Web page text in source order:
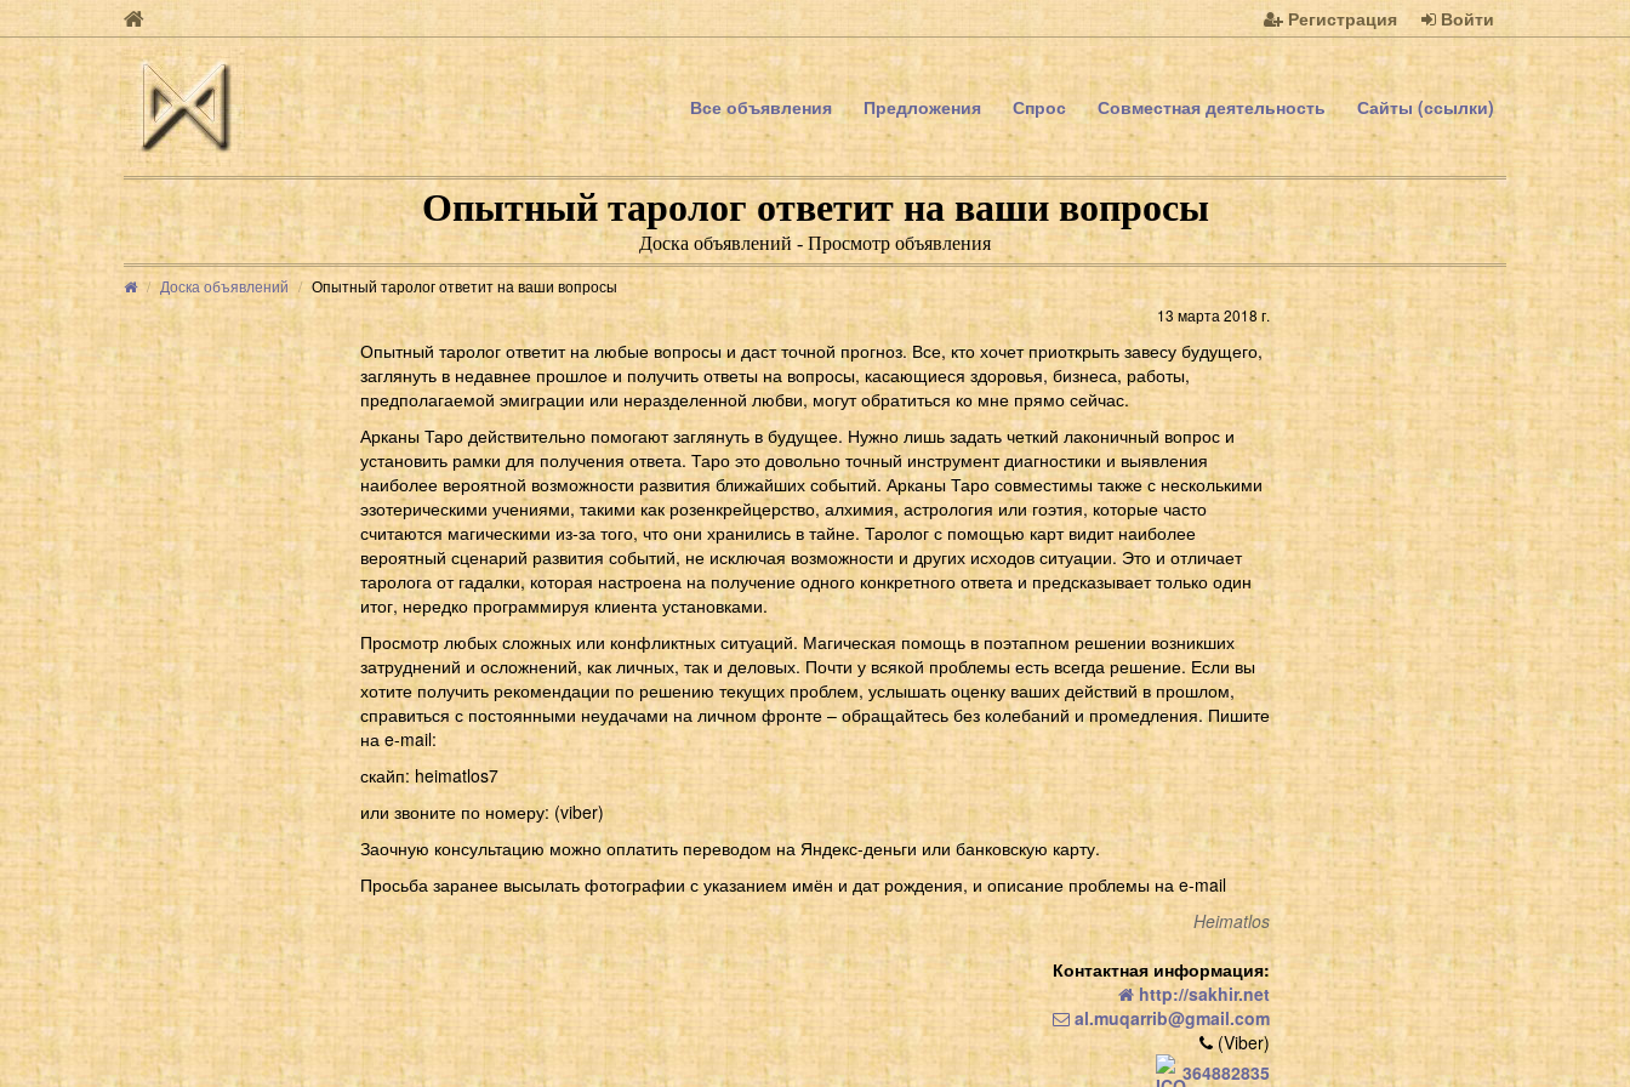
Регистрация Войти
Все объявления Предложения Спрос Совместная деятельность Сайты (ссылки)
Опытный таролог ответит на ваши вопросы
Доска объявлений - Просмотр объявления
Доска объявлений
Опытный таролог ответит на ваши вопросы
13 марта 2018 г.
Опытный таролог ответит на любые вопросы и даст точной прогноз. Все, кто хочет приоткрыть завесу будущего,
заглянуть в недавнее прошлое и получить ответы на вопросы, касающиеся здоровья, бизнеса, работы,
предполагаемой эмиграции или неразделенной любви, могут обратиться ко мне прямо сейчас.
Арканы Таро действительно помогают заглянуть в будущее. Нужно лишь задать четкий лаконичный вопрос и
установить рамки для получения ответа. Таро это довольно точный инструмент диагностики и выявления
наиболее вероятной возможности развития ближайших событий. Арканы Таро совместимы также с несколькими
эзотерическими учениями, такими как розенкрейцерство, алхимия, астрология или гоэтия, которые часто
считаются магическими из-за того, что они хранились в тайне. Таролог с помощью карт видит наиболее
вероятный сценарий развития событий, не исключая возможности и других исходов ситуации. Это и отличает
таролога от гадалки, которая настроена на получение одного конкретного ответа и предсказывает только один
итог, нередко программируя клиента установками.
Просмотр любых сложных или конфликтных ситуаций. Магическая помощь в поэтапном решении возникших
затруднений и осложнений, как личных, так и деловых. Почти у всякой проблемы есть всегда решение. Если вы
хотите получить рекомендации по решению текущих проблем, услышать оценку ваших действий в прошлом,
справиться с постоянными неудачами на личном фронте – обращайтесь без колебаний и промедления. Пишите
на e-mail:
скайп: heimatlos7
или звоните по номеру: (viber)
Заочную консультацию можно оплатить переводом на Яндекс-деньги или банковскую карту.
Просьба заранее высылать фотографии с указанием имён и дат рождения, и описание проблемы на e-mail
Heimatlos
Контактная информация:
http://sakhir.net
al.muqarrib@gmail.com
(Viber)
364882835